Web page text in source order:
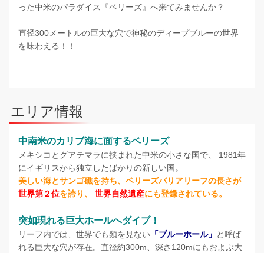
った中米のパラダイス『ベリーズ』へ来てみませんか？
直径300メートルの巨大な穴で神秘のディープブルーの世界
を味わえる！！
エリア情報
中南米のカリブ海に面するベリーズ
メキシコとグアテマラに挟まれた中米の小さな国で、 1981年
にイギリスから独立したばかりの新しい国。
美しい海とサンゴ礁を持ち、ベリーズバリアリーフの長さが
世界第２位を誇り、 世界自然遺産にも登録されている。
突如現れる巨大ホールへダイブ！
リーフ内では、世界でも類を見ない 「ブルーホール」 と呼ば
れる巨大な穴が存在。直径約300m、深さ120mにもおよぶ大